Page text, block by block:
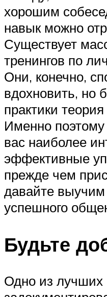
хорошим
навык можно
Существует
тренингов по
Они, конечно,
вдохновить, но
практики
Именно
вас наиболее
эффективные
прежде чем
давайте
успешного
Будьте
Одно из лучших